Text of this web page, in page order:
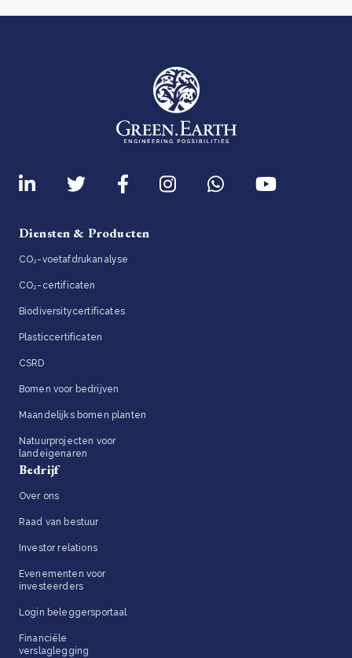
Diensten & Producten
CO₂-voetafdrukanalyse
CO₂-certificaten
Biodiversitycertificates
Plasticcertificaten
CSRD
Bomen voor bedrijven
Maandelijks bomen planten
Natuurprojecten voor
landeigenaren
Bedrijf
Over ons
Raad van bestuur
Investor relations
Evenementen voor
investeerders
Login beleggersportaal
Financiële
verslaglegging